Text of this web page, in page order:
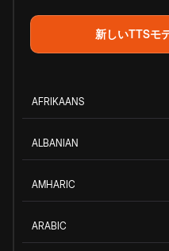
新しいTTSモ
AFRIKAANS
ALBANIAN
AMHARIC
ARABIC